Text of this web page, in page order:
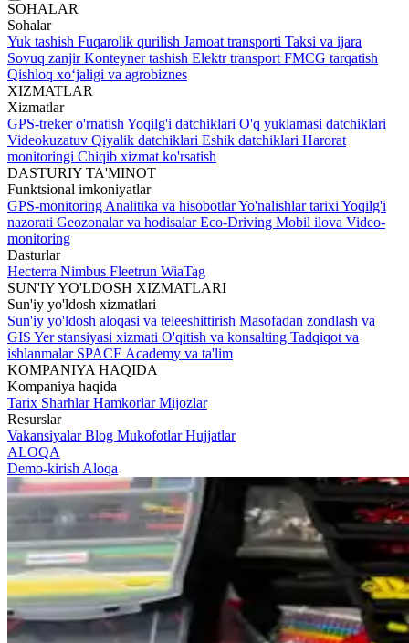
SOHALAR
Sohalar
Yuk tashish Fuqarolik qurilish Jamoat transporti Taksi va ijara
Sovuq zanjirKonteyner tashish Elektr transport FMCG tarqatish
Qishloq xoʻjaligi va agrobiznes
XIZMATLAR
Xizmatlar
GPS-treker o'rnatish Yoqilg'i datchiklari O'q yuklamasi datchiklari
Videokuzatuv Qiyalik datchiklari Eshik datchiklari Harorat
monitoringi Chiqib xizmat ko'rsatish
DASTURIY TA'MINOT
Funktsional imkoniyatlar
GPS-monitoring Analitika va hisobotlarYo'nalishlar tarixi Yoqilg'i
nazorati Geozonalar va hodisalarEco-Driving Mobil ilova Video-
monitoring
Dasturlar
Hecterra Nimbus Fleetrun WiaTag
SUN'IY YO'LDOSH XIZMATLARI
Sun'iy yo'ldosh xizmatlari
Sun'iy yo'ldosh aloqasi va teleeshittirish Masofadan zondlash va
GIS Yer stansiyasi xizmati O'qitish va konsalting Tadqiqot va
ishlanmalar SPACE Academy va ta'lim
KOMPANIYA HAQIDA
Kompaniya haqida
Tarix SharhlarHamkorlarMijozlar
Resurslar
VakansiyalarBlog MukofotlarHujjatlar
ALOQA
Demo-kirish Aloqa